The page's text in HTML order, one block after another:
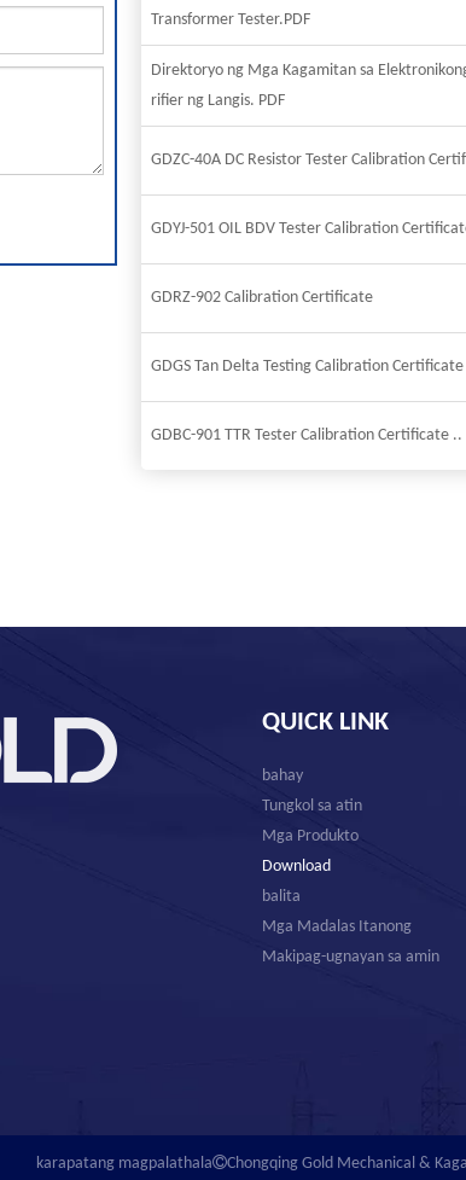
Transformer Tester.PDF
Direktoryo ng Mga Kagamitan sa
rifier ng Langis. PDF
GDZC-40A DC Resistor Tester Calibration
GDYJ-501 OIL BDV Tester Calibration
GDRZ-902 Calibration Certificate
GDGS Tan Delta Testing Calibration
GDBC-901 TTR Tester Calibration Certificate ..
QUICK LINK
bahay
Tungkol sa atin
Mga Produkto
Download
balita
Mga Madalas Itanong
Makipag-ugnayan sa amin
karapatang magpalathalaChongqing Gold Mechanical &